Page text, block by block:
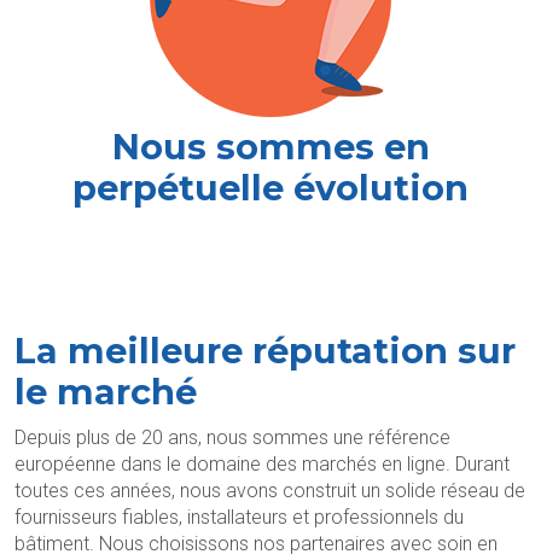
Nous sommes en
perpétuelle évolution
La meilleure réputation sur
le marché
Depuis plus de 20 ans, nous sommes une référence
européenne dans le domaine des marchés en ligne. Durant
toutes ces années, nous avons construit un solide réseau de
fournisseurs fiables, installateurs et professionnels du
bâtiment. Nous choisissons nos partenaires avec soin en